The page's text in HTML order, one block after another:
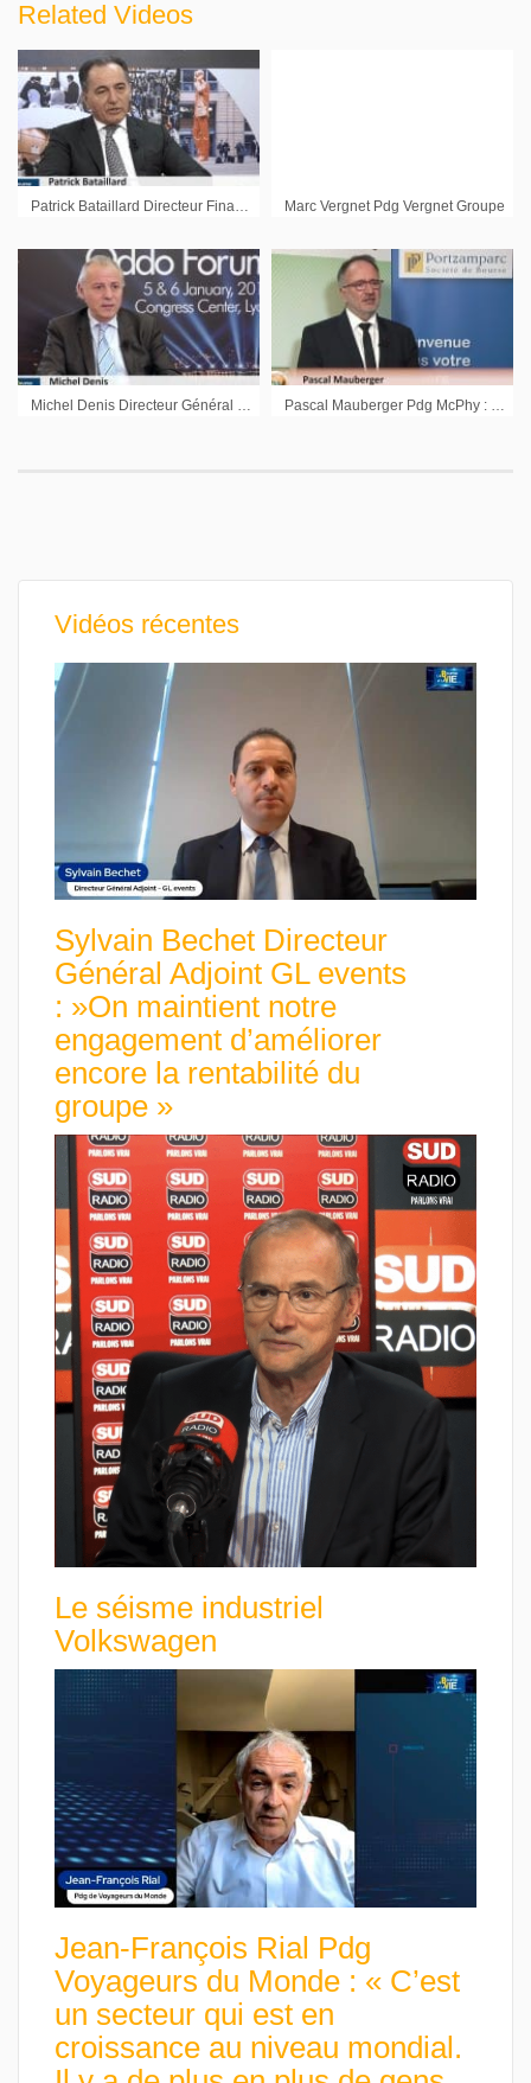
Related Videos
Patrick Bataillard Directeur Financier Edenred : « L’acquisition de CSI nous permet de diversifier notre profil de risque » Marc Vergnet Pdg Vergnet Groupe
Vidéos récentes
Sylvain Bechet Directeur
Général Adjoint GL events
: »On maintient notre
engagement d’améliorer
encore la rentabilité du
groupe »
Le séisme industriel
Volkswagen
Jean-François Rial Pdg
Voyageurs du Monde : « C’est
un secteur qui est en
croissance au niveau mondial.